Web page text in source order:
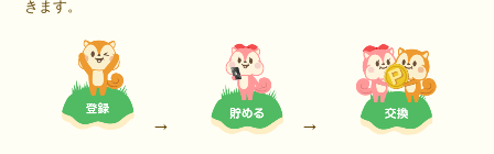
きます。